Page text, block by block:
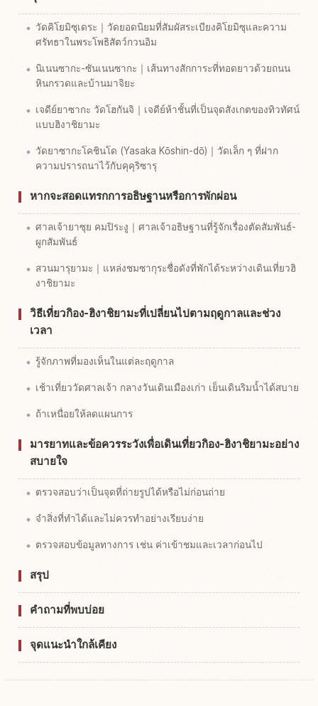
วัดคิโยมิซุเดระ｜วัดยอดนิยมที่สัมผัสระเบียงคิโยมิซุและความ
ศรัทธาในพระโพธิสัตว์กวนอิม
นิเนนซากะ-ซันเนนซากะ｜เส้นทางสักการะที่ทอดยาวด้วยถนน
หินกรวดและบ้านมาจิยะ
เจดีย์ยาซากะ วัดโฮกันจิ｜เจดีย์ห้าชั้นที่เป็นจุดสังเกตของทิวทัศน์
แบบฮิงาชิยามะ
วัดยาซากะโคชินโด (Yasaka Kōshin-dō)｜วัดเล็ก ๆ ที่ฝาก
ความปรารถนาไว้กับคุคุริซารุ
หากจะสอดแทรกการอธิษฐานหรือการพักผ่อน
ศาลเจ้ายาซุย คมปิระงู｜ศาลเจ้าอธิษฐานที่รู้จักเรื่องตัดสัมพันธ์-
ผูกสัมพันธ์
สวนมารุยามะ｜แหล่งชมซากุระชื่อดังที่พักได้ระหว่างเดินเที่ยวฮิ
งาชิยามะ
วิธีเที่ยวกิอง-ฮิงาชิยามะที่เปลี่ยนไปตามฤดูกาลและช่วง
เวลา
รู้จักภาพที่มองเห็นในแต่ละฤดูกาล
เช้าเที่ยววัดศาลเจ้า กลางวันเดินเมืองเก่า เย็นเดินริมน้ำได้สบาย
ถ้าเหนื่อยให้ลดแผนการ
มารยาทและข้อควรระวังเพื่อเดินเที่ยวกิอง-ฮิงาชิยามะอย่าง
สบายใจ
ตรวจสอบว่าเป็นจุดที่ถ่ายรูปได้หรือไม่ก่อนถ่าย
จำสิ่งที่ทำได้และไม่ควรทำอย่างเรียบง่าย
ตรวจสอบข้อมูลทางการ เช่น ค่าเข้าชมและเวลาก่อนไป
สรุป
คำถามที่พบบ่อย
จุดแนะนำใกล้เคียง